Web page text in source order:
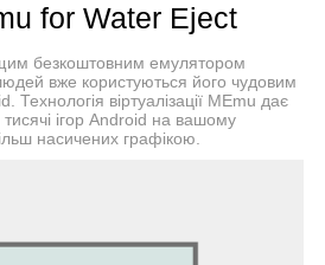
for Water Eject
безкоштовним емулятором
вже користуються його чудовим
Технологія віртуалізації MEmu дає
ігор Android на вашому
насичених графікою.